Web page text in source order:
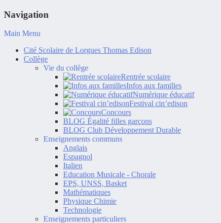
Navigation
Main Menu
Cité Scolaire de Lorgues Thomas Edison
Collège
Vie du collège
Rentrée scolaire
Infos aux familles
Numérique éducatif
Festival cin’edison
Concours
BLOG Égalité filles garçons
BLOG Club Développement Durable
Enseignements communs
Anglais
Espagnol
Italien
Education Musicale - Chorale
EPS, UNSS, Basket
Mathématiques
Physique Chimie
Technologie
Enseignements particuliers